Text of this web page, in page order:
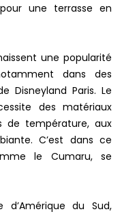
une terrasse en
une popularité
dans des
Disneyland Paris. Le
des matériaux
de température, aux
C’est dans ce
le Cumaru, se
du Sud,